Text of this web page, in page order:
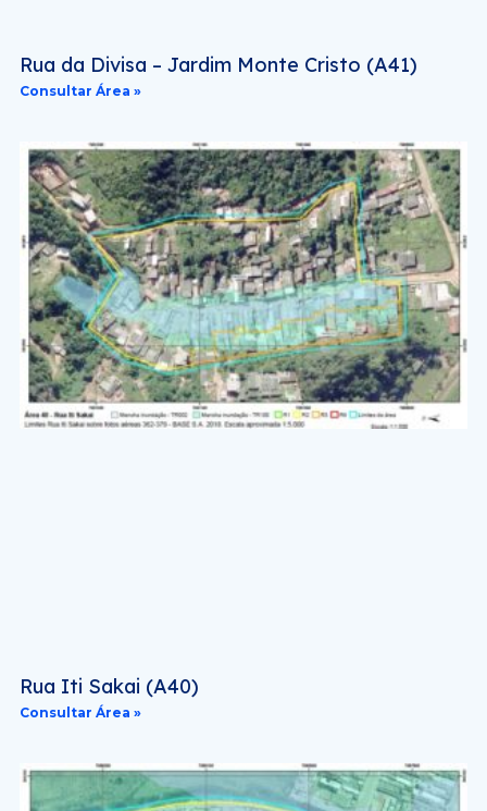
Rua da Divisa – Jardim Monte Cristo (A41)
Consultar Área »
Rua Iti Sakai (A40)
Consultar Área »